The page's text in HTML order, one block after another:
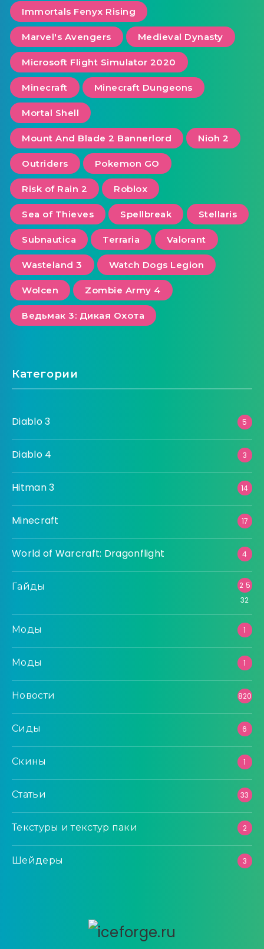
Immortals Fenyx Rising
Marvel's Avengers Medieval Dynasty
Microsoft Flight Simulator 2020
Minecraft Minecraft Dungeons
Mortal Shell
Mount And Blade 2 Bannerlord Nioh 2
Outriders Pokemon GO
Risk of Rain 2 Roblox
Sea of ​​Thieves Spellbreak Stellaris
Subnautica Terraria Valorant
Wasteland 3 Watch Dogs Legion
Wolcen Zombie Army 4
Ведьмак 3: Дикая Охота
Категории
Diablo 3 5
Diablo 4 3
Hitman 3 14
Minecraft 17
World of Warcraft: Dragonflight 4
Гайды
2 5
32
Моды 1
Моды 1
Новости 820
Сиды 6
Скины 1
Статьи 33
Текстуры и текстур паки 2
Шейдеры 3